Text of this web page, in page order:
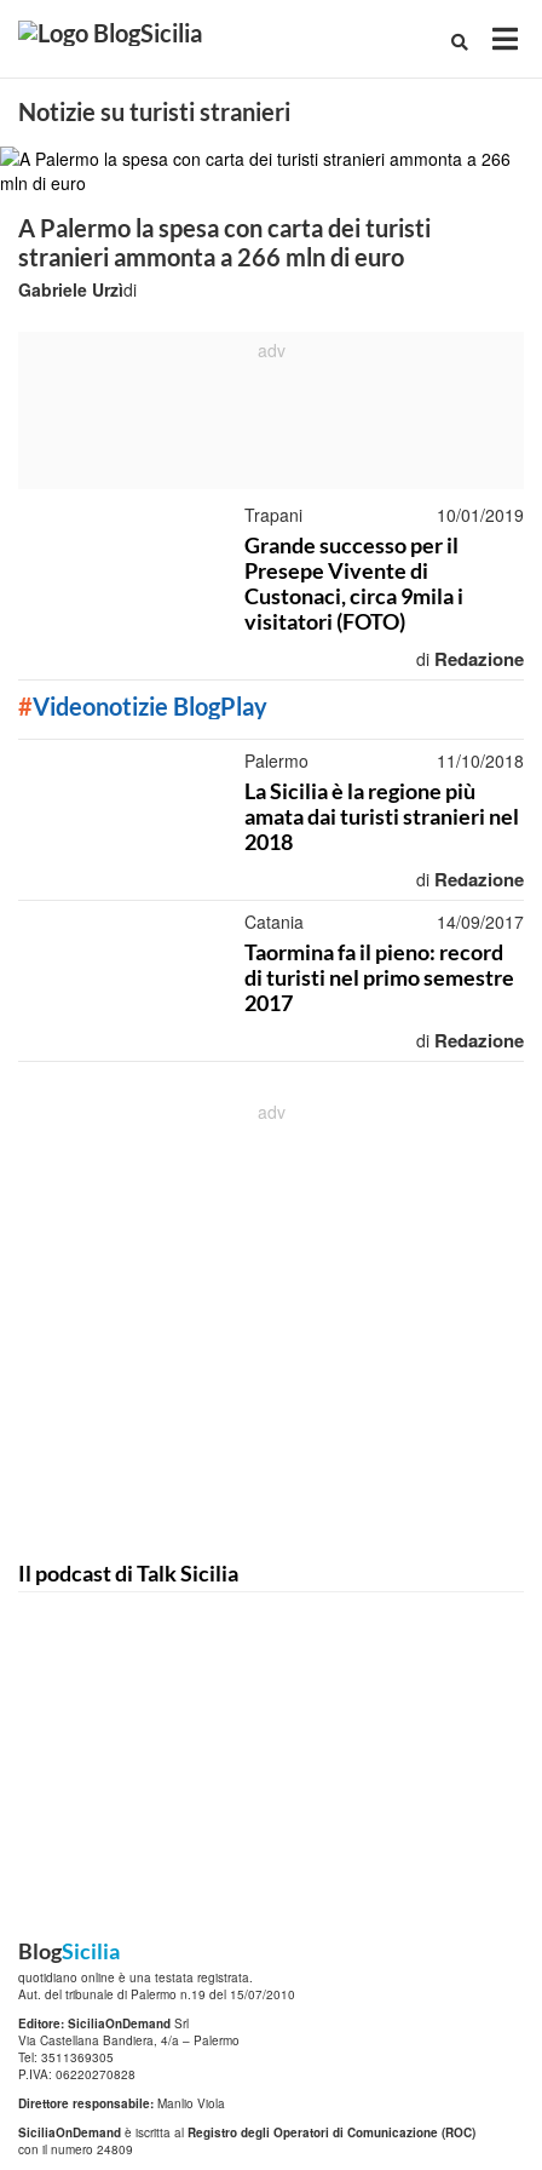
Notizie su turisti stranieri
A Palermo la spesa con carta dei turisti
stranieri ammonta a 266 mln di euro
di
Gabriele Urzì
Trapani 10/01/2019
Grande successo per il
Presepe Vivente di
Custonaci, circa 9mila i
visitatori (FOTO)
di Redazione
#Videonotizie BlogPlay
Palermo 11/10/2018
La Sicilia è la regione più
amata dai turisti stranieri nel
2018
di Redazione
Catania 14/09/2017
Taormina fa il pieno: record
di turisti nel primo semestre
2017
di Redazione
Il podcast di Talk Sicilia
BlogSicilia
quotidiano online è una testata registrata.
Aut. del tribunale di Palermo n.19 del 15/07/2010
Editore: SiciliaOnDemand Srl
Via Castellana Bandiera, 4/a – Palermo
Tel: 3511369305
P.IVA: 06220270828
Direttore responsabile: Manlio Viola
SiciliaOnDemand è iscritta al Registro degli Operatori di Comunicazione (ROC)
con il numero 24809